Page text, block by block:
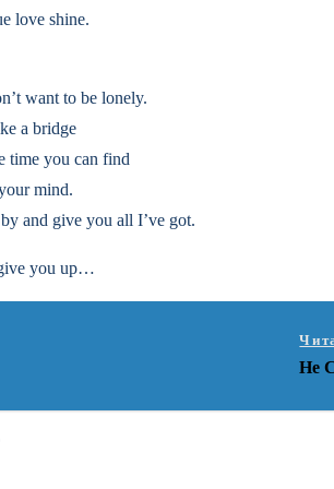
love shine.
want to be lonely.
a bridge
time you can find
mind.
and give you all I’ve got.
you up…
Не